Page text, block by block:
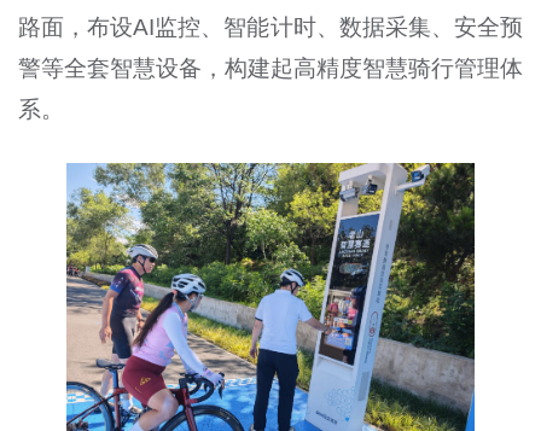
路面，布设AI监控、智能计时、数据采集、安全预
警等全套智慧设备，构建起高精度智慧骑行管理体
系。